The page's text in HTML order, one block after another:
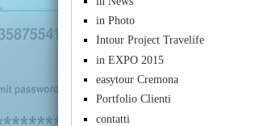
in Photo
Intour Project Travelife
in EXPO 2015
easytour Cremona
Portfolio Clienti
contatti